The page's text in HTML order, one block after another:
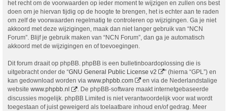
het recht om de voorwaarden op ieder moment te wijzigen en zullen ons best
doen om je hiervan tijdig op de hoogte te brengen, het is echter aan te raden
om zelf de voorwaarden regelmatig te controleren op wijzigingen. Ga je niet
akkoord met deze wijzigingen, maak dan niet langer gebruik van “NCN
Forum”. Blijf je gebruik maken van “NCN Forum”, dan ga je automatisch
akkoord met de wijzigingen en of toevoegingen.
Dit forum draait op phpBB. phpBB is een bulletinboardoplossing die is
uitgebracht onder de “GNU General Public License v2
” (hierna “GPL”) en
kan gedownload worden via www.phpbb.com
en via de Nederlandstalige
website www.phpbb.nl
. De phpBB-software maakt internetgebaseerde
discussies mogelijk. phpBB Limited is niet verantwoordelijk voor wat wordt
toegestaan of juist geweigerd als toelaatbare inhoud en/of gedrag. Meer